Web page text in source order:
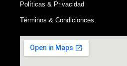
Políticas & Privacidad
Términos & Condicionces